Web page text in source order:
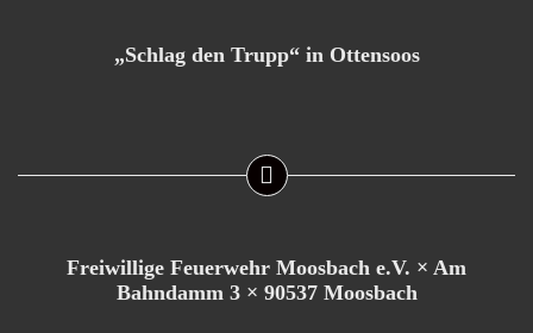
„Schlag den Trupp“ in Ottensoos
Freiwillige Feuerwehr Moosbach e.V. × Am
Bahndamm 3 × 90537 Moosbach